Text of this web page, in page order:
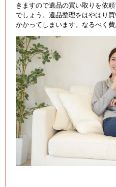
きますので遺品の買い取りを依
でしょう。遺品整理をはやはり
かかってしまいます。なるべく